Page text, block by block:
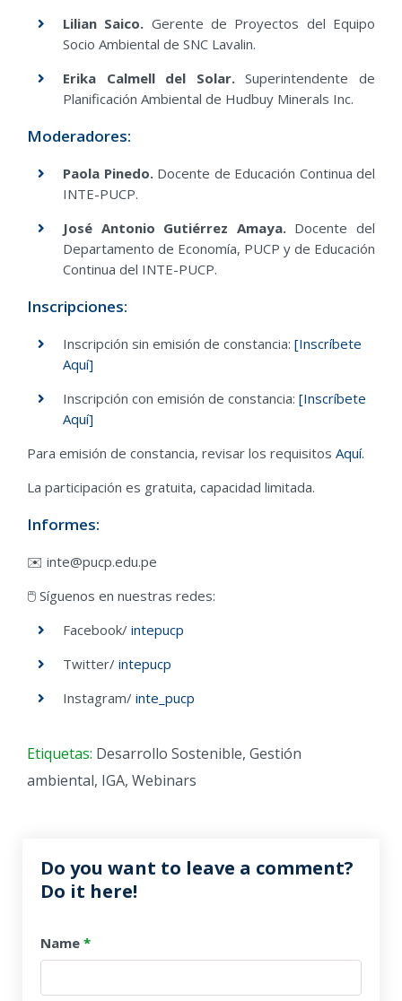
Lilian Saico. Gerente de Proyectos del Equipo
Socio Ambiental de SNC Lavalin.
Erika Calmell del Solar.Superintendente de
Planificación Ambiental de Hudbuy Minerals Inc.
Moderadores:
Paola Pinedo. Docente de Educación Continua del
INTE-PUCP.
José Antonio Gutiérrez Amaya. Docente del
Departamento de Economía, PUCP y de Educación
Continua del INTE-PUCP.
Inscripciones:
Inscripción sin emisión de constancia: [Inscríbete
Aquí]
Inscripción con emisión de constancia: [Inscríbete
Aquí]
Para emisión de constancia, revisar los requisitos Aquí.
La participación es gratuita, capacidad limitada.
Informes:
✉️ inte@pucp.edu.pe
🖱️ Síguenos en nuestras redes:
Facebook/ intepucp
Twitter/ intepucp
Instagram/ inte_pucp
Etiquetas: Desarrollo Sostenible, Gestión
ambiental, IGA, Webinars
Do you want to leave a comment?
Do it here!
Name *